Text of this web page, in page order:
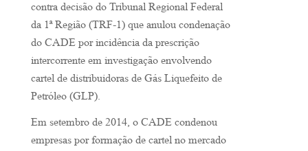
contra decisão do Tribunal Regional Federal
da 1ª Região (TRF-1) que anulou condenação
do CADE por incidência da prescrição
intercorrente em investigação envolvendo
cartel de distribuidoras de Gás Liquefeito de
Petróleo (GLP).
Em setembro de 2014, o CADE condenou
empresas por formação de cartel no mercado